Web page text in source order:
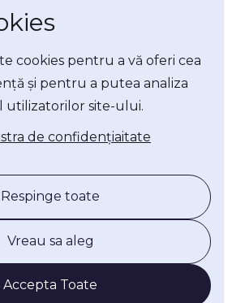
Dănescu
Raport
mulți tineri la europarlamentare
decât la locale?
locale și europarlamentare
natural ce ne permite să
și în ce fel condițiile de vot
cookies pentru a vă oferi cea
și pentru a putea analiza
site-ului.
de confidențiaitate
Respinge toate
Vreau sa aleg
Accepta Toate